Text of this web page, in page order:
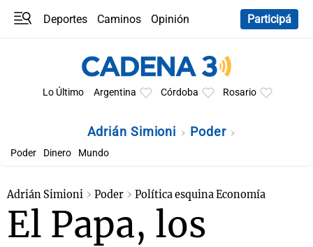
Deportes Caminos
Opinión
Participá
Lo Último Argentina Córdoba Rosario
Adrián Simioni Poder
Poder Dinero Mundo
Adrián Simioni Poder Política esquina Economía
El Papa, los